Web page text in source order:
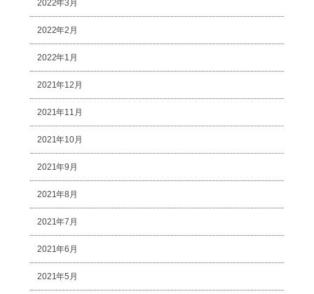
2022年3月
2022年2月
2022年1月
2021年12月
2021年11月
2021年10月
2021年9月
2021年8月
2021年7月
2021年6月
2021年5月